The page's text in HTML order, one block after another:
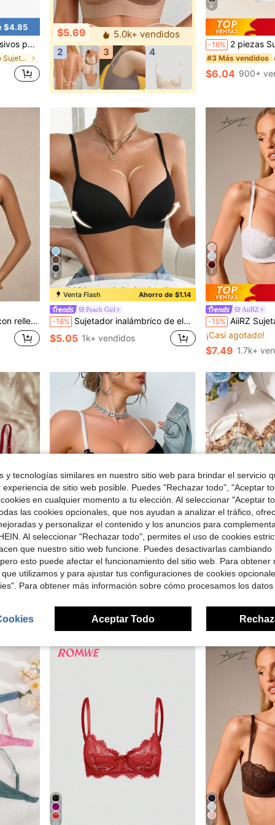
$4.85
adhesivos suaves y cómodos con efecto elevador, realce
en Bordado Sujetadores y bralettes para mujer
$5.69
5.0k+ vendidos
2
3 4
6
-16% 2 piezas Sujetador
#3 Más vendidos
$6.04 900+
para mujer
8
Venta Flash Ahorro de $1.14
Peach Girl
-18% Sujetador inalámbrico de elevación y soporte para mujer - Sujetador tipo camiseta cómodo, elevación todo el día, soporte y ajuste sin costuras, confianza para uso diario
$5.05 1k+ vendidos
7
AiiRZ
-15% AiiRZ Sujetador balconette con encaje, con detalles
#2 Más vendidos
¡Casi agotado!
#2 Más vendidos
¡Casi agotado!
#2 Más vendidos
¡Casi agotado!
#2 Más vendidos
$7.49 1.7k+
(Juego de 3 piezas)
5
-42% SHEIN Camiseta sin mangas de mujer con encaje de bloques de color, ropa interior con parches de encaje, sujetador con aros y copas moldeadas
(500+)
$4.28 300+ vendidos
-11% SHEIN Conjunto de lencería de 5 piezas
$16.69
22 7
y tecnologías similares en nuestro sitio web para brindar el servicio
de sitio web posible. Puedes "Rechazar todo", "Aceptar
en cualquier momento a tu elección. Al seleccionar "Aceptar
las cookies opcionales, que nos ayudan a analizar el tráfico,
y personalizar el contenido y los anuncios para
Al seleccionar "Rechazar todo", permites el uso de cookies
que nuestro sitio web funcione. Puedes desactivarlas cambiando
esto puede afectar el funcionamiento del sitio web. Para obtener
utilizamos y para ajustar tus configuraciones de cookies
Para obtener más información sobre cómo procesamos los datos
Aceptar Todo